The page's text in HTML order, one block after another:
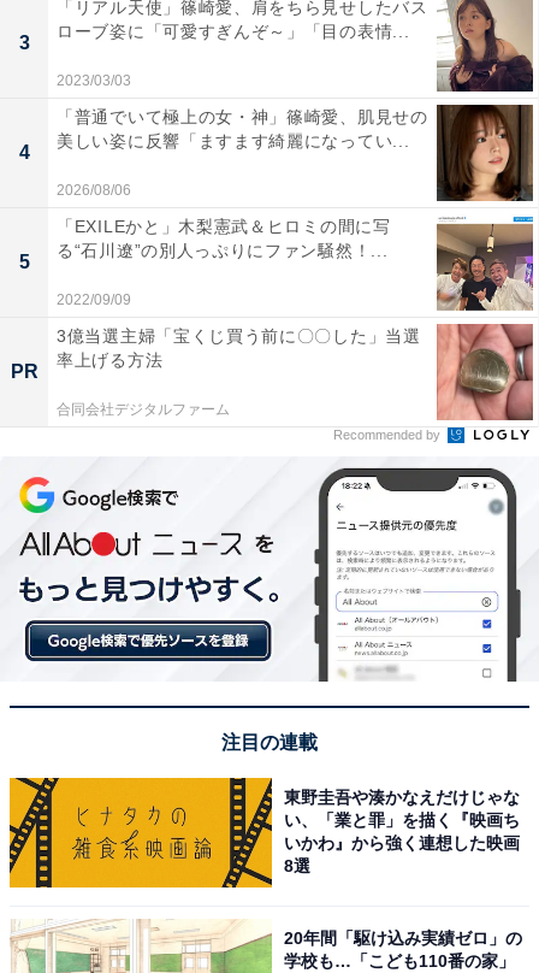
3
「リアル天使」篠崎愛、肩をちら見せしたバス
ローブ姿に「可愛すぎんぞ～」「目の表情...
2023/03/03
4
「普通でいて極上の女・神」篠崎愛、肌見せの
美しい姿に反響「ますます綺麗になってい...
2026/08/06
5
「EXILEかと」木梨憲武＆ヒロミの間に写
る“石川遼”の別人っぷりにファン騒然！...
2022/09/09
PR
3億当選主婦「宝くじ買う前に〇〇した」当選
率上げる方法
合同会社デジタルファーム
Recommended by
注目の連載
東野圭吾や湊かなえだけじゃな
い、「業と罪」を描く『映画ち
いかわ』から強く連想した映画
8選
20年間「駆け込み実績ゼロ」の
学校も…「こども110番の家」